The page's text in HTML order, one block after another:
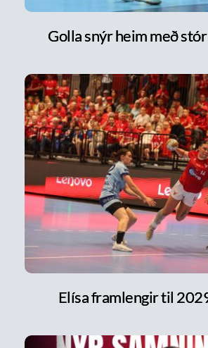
Golla snýr heim með
Elísa framlengir til